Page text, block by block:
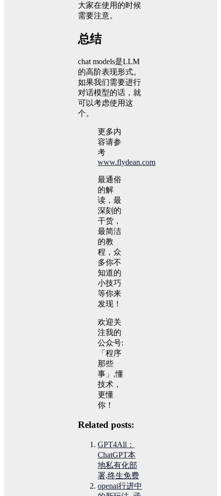
大家在使用的时候
需要注意。
总结
chat models是LLM
的高阶表现形式。
如果我们需要进行
对话模型的话，就
可以考虑使用这
个。
更多内
容请参
考
www.flydean.com
最通俗
的解
读，最
深刻的
干货，
最简洁
的教
程，众
多你不
知道的
小技巧
等你来
发现！
欢迎关
注我的
公众号:
「程序
那些
事」,懂
技术，
更懂
你！
Related posts:
GPT4All：
ChatGPT本
地私有化部
署,终生免费
openai行进中